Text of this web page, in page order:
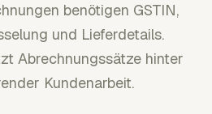
benötigen GSTIN,
und Lieferdetails.
Abrechnungssätze hinter
Kundenarbeit.